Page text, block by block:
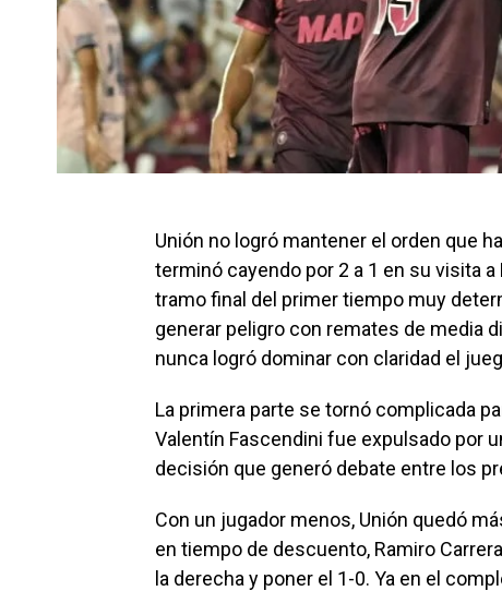
Unión no logró mantener el orden que
terminó cayendo por 2 a 1 en su visita
tramo final del primer tiempo muy
generar peligro con remates de media
nunca logró dominar con claridad el
La primera parte se tornó complicada
Valentín Fascendini fue expulsado por
decisión que generó debate entre los
Con un jugador menos, Unión quedó
en tiempo de descuento, Ramiro
la derecha y poner el 1-0. Ya en el